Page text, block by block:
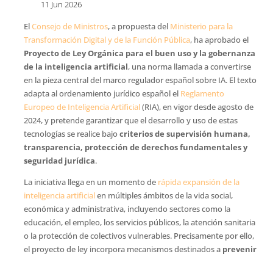
11 Jun 2026
ElConsejo de Ministros, a propuesta del Ministerio para la
Transformación Digital y de la Función Pública, ha aprobado el
Proyecto de Ley Orgánica para el buen uso y la gobernanza
de la inteligencia artificial, una norma llamada a convertirse
en la pieza central del marco regulador español sobre IA. El texto
adapta al ordenamiento jurídico español el Reglamento
Europeo de Inteligencia Artificial(RIA), en vigor desde agosto de
2024, y pretende garantizar que el desarrollo y uso de estas
tecnologías se realice bajocriterios de supervisión humana,
transparencia, protección de derechos fundamentales y
seguridad jurídica.
La iniciativa llega en un momento de rápida expansión de la
inteligencia artificialen múltiples ámbitos de la vida social,
económica y administrativa, incluyendo sectores como la
educación, el empleo, los servicios públicos, la atención sanitaria
o la protección de colectivos vulnerables. Precisamente por ello,
el proyecto de ley incorpora mecanismos destinados a prevenir